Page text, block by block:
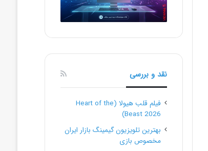
نقد و بررسی
فیلم قلب هیولا (Heart of the
Beast 2026)
بهترین تلویزیون گیمینگ بازار ایران
مخصوص بازی